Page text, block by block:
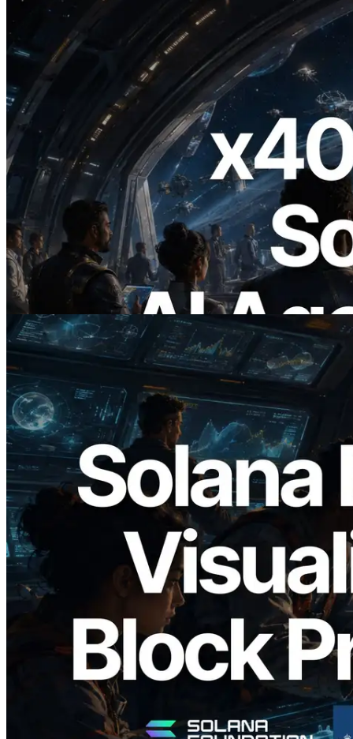
2026.07.04
ERPC Meluncurkan Solana RPC
Berbasis x402 — Era AI Agent
Membayar API yang Dibutuhkan Secara
On Demand
Baca artikel ini
2026.05.24
Validators Solutions Meluncurkan Solana
Block Analyzer — Memvisualisasikan
Waktu Produksi Blok per Slot dan
Validator yang Ditugaskan